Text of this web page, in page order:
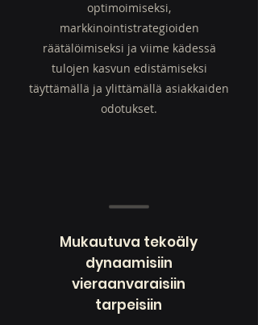
optimoimiseksi,
markkinointistrategioiden
räätälöimiseksi ja viime kädessä
tulojen kasvun edistämiseksi
täyttämällä ja ylittämällä asiakkaiden
odotukset.
Mukautuva tekoäly
dynaamisiin
vieraanvaraisiin
tarpeisiin